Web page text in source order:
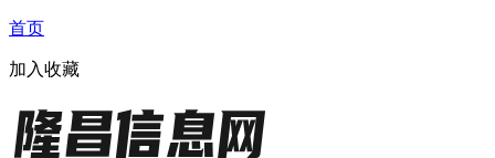
首页
加入收藏